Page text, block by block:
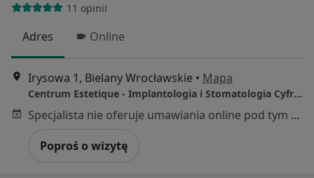
11 opinii
Adres Online
Irysowa 1, Bielany Wrocławskie • Mapa
Centrum Estetique - Implantologia i Stomatologia Cyfrowa
Specjalista nie oferuje umawiania online pod tym adresem.
Poproś o wizytę